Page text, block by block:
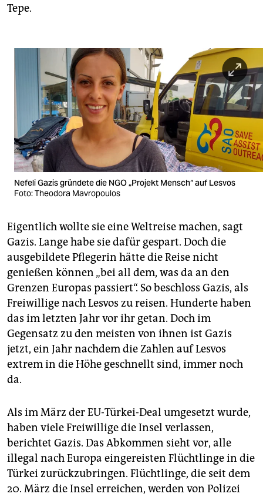
Tepe.
Nefeli Gazis gründete die NGO „Projekt Mensch“ auf Lesvos
Foto: Theodora Mavropoulos
Eigentlich wollte sie eine Weltreise machen, sagt
Gazis. Lange habe sie dafür gespart. Doch die
ausgebildete Pflegerin hätte die Reise nicht
genießen können „bei all dem, was da an den
Grenzen Europas passiert“. So beschloss Gazis, als
Freiwillige nach Lesvos zu reisen. Hunderte haben
das im letzten Jahr vor ihr getan. Doch im
Gegensatz zu den meisten von ihnen ist Gazis
jetzt, ein Jahr nachdem die Zahlen auf Lesvos
extrem in die Höhe geschnellt sind, immer noch
da.
Als im März der EU-Türkei-Deal umgesetzt wurde,
haben viele Freiwillige die Insel verlassen,
berichtet Gazis. Das Abkommen sieht vor, alle
illegal nach Europa eingereisten Flüchtlinge in die
Türkei zurückzubringen. Flüchtlinge, die seit dem
20. März die Insel erreichen, werden von Polizei